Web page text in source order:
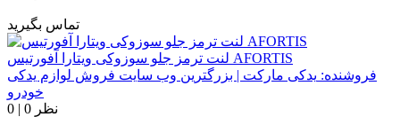
تماس بگیرید
لنت ترمز جلو سوزوکی ویتارا آفورتیس AFORTIS
فروشنده: یدکی مارکت | بزرگترین وب سایت فروش لوازم یدکی
خودرو
0 | 0 نظر